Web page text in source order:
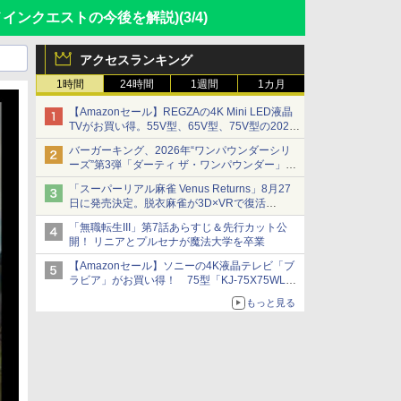
ンクエストの今後を解説)(3/4)
アクセスランキング
1時間 24時間 1週間 1カ月
【Amazonセール】REGZAの4K Mini LED液晶
TVがお買い得。55V型、65V型、75V型の2026
年モデルがラインナップ
バーガーキング、2026年“ワンパウンダーシリ
ーズ”第3弾「ダーティ ザ・ワンパウンダー」を
8月7日発売
「特製ガーリックマヨソース」を使用した超大
型チーズバーガー
「スーパーリアル麻雀 Venus Returns」8月27
日に発売決定。脱衣麻雀が3D×VRで復活
発売から2週間は20%オフになるセールが実施
「無職転生III」第7話あらすじ＆先行カット公
開！ リニアとプルセナが魔法大学を卒業
【Amazonセール】ソニーの4K液晶テレビ「ブ
ラビア」がお買い得！ 75型「KJ-75X75WL」
もっと見る